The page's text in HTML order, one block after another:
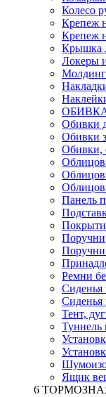
Колесо
Крепеж
Крепеж
Крышка
Локеры
Обивки
Обивки
Обивки,
Панель
Поручни
Ремни
Сиденья
Сиденья
Тент,
Туннель
Ящик
6